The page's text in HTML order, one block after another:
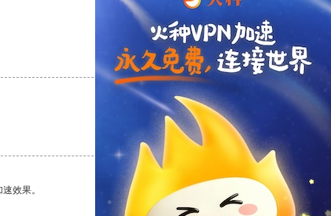
支持 [0] 反对[0]
支持[0] 反对
效果。